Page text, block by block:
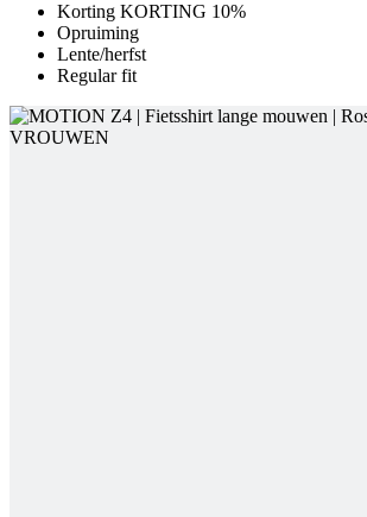
Korting KORTING 10%
Opruiming
Lente/herfst
Regular fit